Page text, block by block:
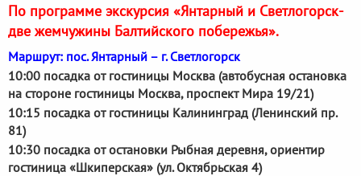
По программе экскурсия «Янтарный и Светлогорск-
две жемчужины Балтийского побережья».
Маршрут: пос. Янтарный – г. Светлогорск
10:00 посадка от гостиницы Москва (автобусная остановка
на стороне гостиницы Москва, проспект Мира 19/21)
10:15 посадка от гостиницы Калининград (Ленинский пр.
81)
10:30 посадка от остановки Рыбная деревня, ориентир
гостиница «Шкиперская» (ул. Октябрьская 4)